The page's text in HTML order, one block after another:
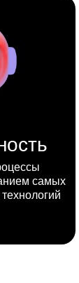
самых